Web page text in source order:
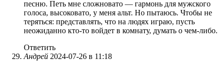
песню. Петь мне сложновато — гармонь для мужского
голоса, высоковато, у меня альт. Но пытаюсь. Чтобы не
теряться: представлять, что на людях играю, пусть
неожиданно кто-то войдет в комнату, думать о чем-либо.
Ответить
Андрей 2024-07-26 в 11:18